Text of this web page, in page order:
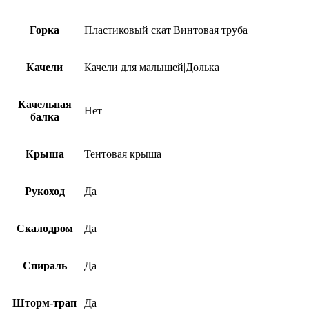
Горка Пластиковый скат|Винтовая труба
Качели Качели для малышей|Долька
Качельная
балка
Нет
Крыша Тентовая крыша
Рукоход Да
Скалодром Да
Спираль Да
Шторм-трап Да